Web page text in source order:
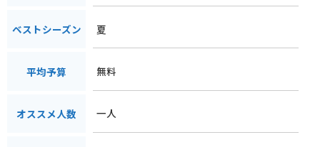
ベストシーズン 夏
平均予算 無料
オススメ人数 一人